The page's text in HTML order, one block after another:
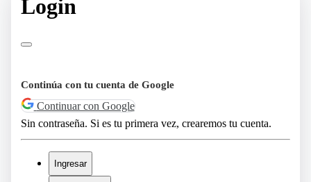
Login
Continúa con tu cuenta de Google
Continuar con Google
Sin contraseña. Si es tu primera vez, crearemos tu cuenta.
Ingresar